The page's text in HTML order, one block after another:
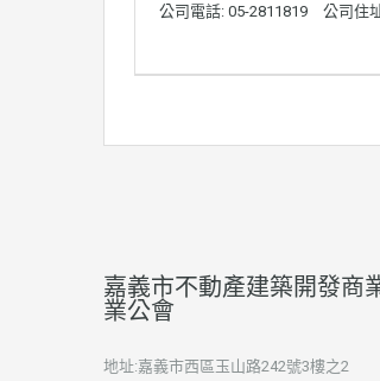
公司電話: 05-2811819 公司住
嘉義市不動產建築開發商
業公會
地址:嘉義市西區玉山路242號3樓之2